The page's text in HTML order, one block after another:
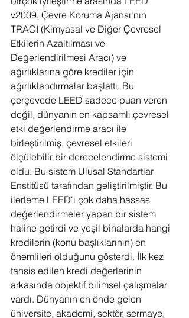
v2009, Çevre Koruma Ajansı'nın
TRACI (Kimyasal ve Diğer Çevresel
Etkilerin Azaltılması ve
Değerlendirilmesi Aracı) ve
ağırlıklarına göre krediler için
ağırlıklandırmalar başlattı. Bu
çerçevede LEED sadece puan veren
değil, dünyanın en kapsamlı çevresel
etki değerlendirme aracı ile
birleştirilmiş, çevresel etkileri
ölçülebilir bir derecelendirme sistemi
oldu. Bu sistem Ulusal Standartlar
Enstitüsü tarafından geliştirilmiştir. Bu
ilerleme LEED'i çok daha hassas
değerlendirmeler yapan bir sistem
haline getirdi ve yeşil binalarda hangi
kredilerin (konu başlıklarının) en
önemlileri olduğunu gösterdi. İlk kez
tahsis edilen kredi değerlerinin
arkasında objektif bilimsel çalışmalar
vardı. Dünyanın en önde gelen
üniversite, akademi, sektör, sermaye,